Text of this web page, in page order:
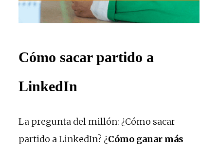
Cómo sacar partido a
LinkedIn
La pregunta del millón: ¿Cómo sacar
partido a LinkedIn? ¿Cómo ganar más